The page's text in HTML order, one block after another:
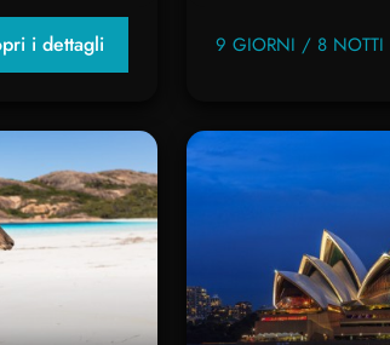
i dettagli 9 GIORNI / 8 NOTTI